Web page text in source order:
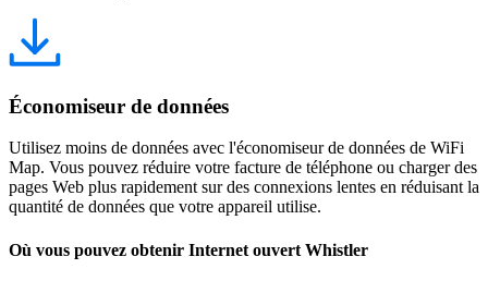
Économiseur de données
Utilisez moins de données avec l'économiseur de données de WiFi
Map. Vous pouvez réduire votre facture de téléphone ou charger des
pages Web plus rapidement sur des connexions lentes en réduisant la
quantité de données que votre appareil utilise.
Où vous pouvez obtenir Internet ouvert Whistler